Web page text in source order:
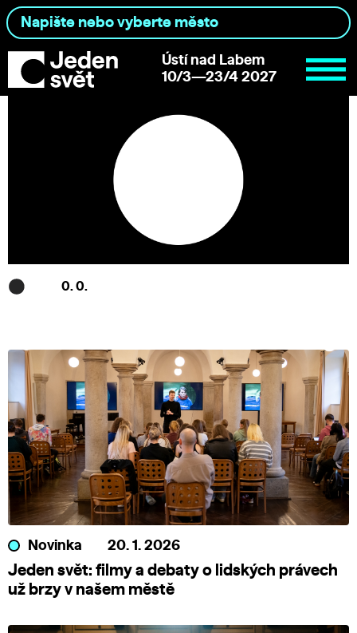
Ústí nad Labem
10/3—23/4 2027
0. 0.
Novinka 20. 1. 2026
Jeden svět: filmy a debaty o lidských právech
už brzy v našem městě